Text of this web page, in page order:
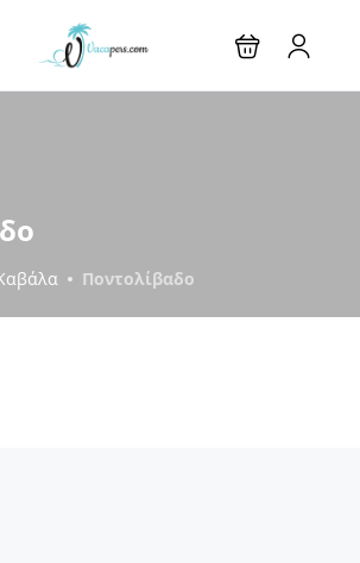
Ποντολίβαδο